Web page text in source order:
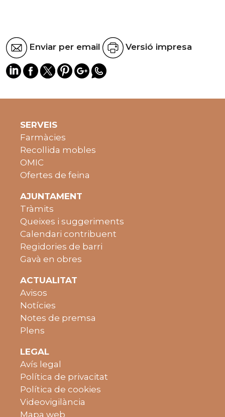
Enviar per email Versió impresa
SERVEIS
Farmàcies
Recollida mobles
OMIC
Ofertes de feina
AJUNTAMENT
Tràmits
Queixes i suggeriments
Calendari contribuent
Regidories de barri
Gavà en obres
ACTUALITAT
Avisos
Notícies
Notes de premsa
Plens
LEGAL
Avís legal
Política de privacitat
Política de cookies
Videovigilància
Mapa web